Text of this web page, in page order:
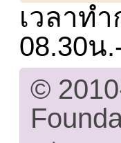
เวลาท
08.30น
©